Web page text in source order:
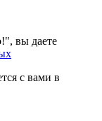
вы даете
с вами в